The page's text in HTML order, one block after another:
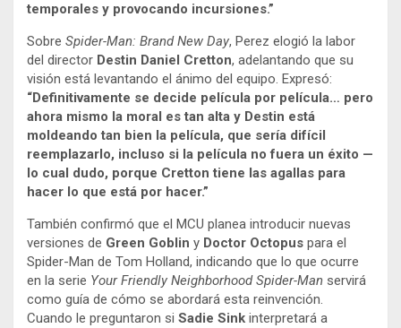
temporales y provocando incursiones.”
Sobre Spider-Man: Brand New Day, Perez elogió la labor
del director Destin Daniel Cretton, adelantando que su
visión está levantando el ánimo del equipo. Expresó:
“Definitivamente se decide película por película… pero
ahora mismo la moral es tan alta y Destin está
moldeando tan bien la película, que sería difícil
reemplazarlo, incluso si la película no fuera un éxito —
lo cual dudo, porque Cretton tiene las agallas para
hacer lo que está por hacer.”
También confirmó que el MCU planea introducir nuevas
versiones de Green Goblin y Doctor Octopus para el
Spider-Man de Tom Holland, indicando que lo que ocurre
en la serie Your Friendly Neighborhood Spider-Man servirá
como guía de cómo se abordará esta reinvención.
Cuando le preguntaron si Sadie Sink interpretará a